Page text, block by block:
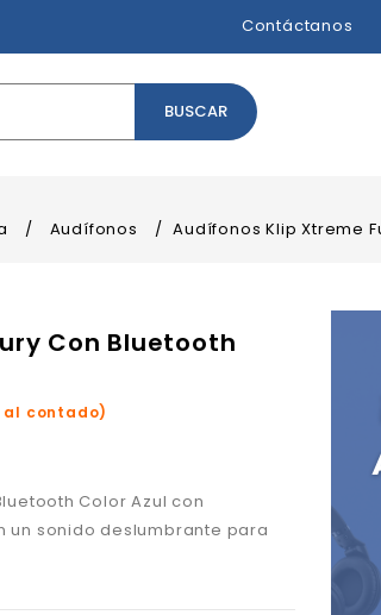
Contáctanos
/ Audífonos / Audífonos Klip Xtreme
Con Bluetooth
contado)
Color Azul con
sonido deslumbrante para